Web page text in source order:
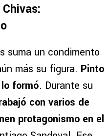
suma un condimento
más su figura. Pinto
formó. Durante su
con varios de
protagonismo en el